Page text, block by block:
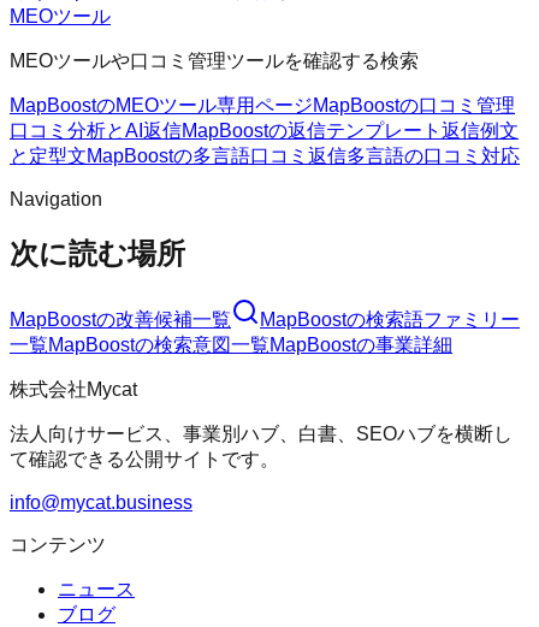
MEOツール
MEOツールや口コミ管理ツールを確認する検索
MapBoostのMEOツール専用ページMapBoostの口コミ管理
口コミ分析とAI返信MapBoostの返信テンプレート 返信例文
と定型文MapBoostの多言語口コミ返信多言語の口コミ対応
Navigation
次に読む場所
MapBoostの改善候補一覧 MapBoostの検索語ファミリー
一覧MapBoostの検索意図一覧MapBoostの事業詳細
株式会社Mycat
法人向けサービス、事業別ハブ、白書、SEOハブを横断し
て確認できる公開サイトです。
info@mycat.business
コンテンツ
ニュース
ブログ